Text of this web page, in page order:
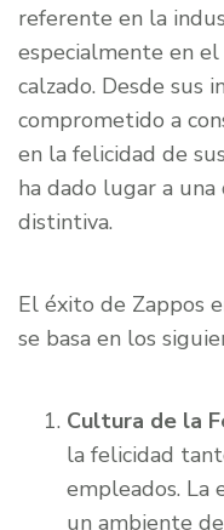
referente en la
especialmente en
calzado. Desde sus
comprometido a
en la felicidad de
ha dado lugar a
distintiva.
El éxito de Zappos
se basa en los
Cultura de la
la felicidad
empleados. La
un ambiente